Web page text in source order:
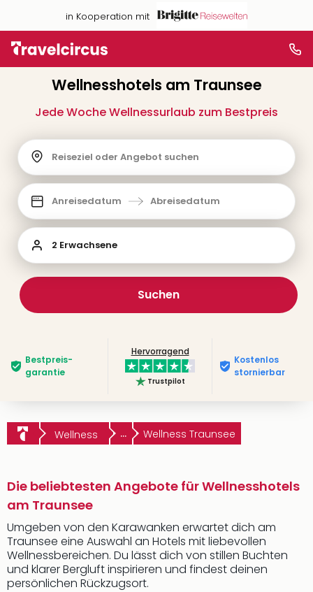
in Kooperation mit
Wellnesshotels am Traunsee
Jede Woche Wellnessurlaub zum Bestpreis
Reiseziel oder Angebot suchen
Anreisedatum Abreisedatum
2 Erwachsene
Suchen
Bestpreis­
garantie
Hervorragend
Trustpilot
Kostenlos
stornierbar
Wellness ... Wellness Traunsee
Die beliebtesten Angebote für Wellnesshotels
am Traunsee
Umgeben von den Karawanken erwartet dich am
Traunsee eine Auswahl an Hotels mit liebevollen
Wellnessbereichen. Du lässt dich von stillen Buchten
und klarer Bergluft inspirieren und findest deinen
persönlichen Rückzugsort.